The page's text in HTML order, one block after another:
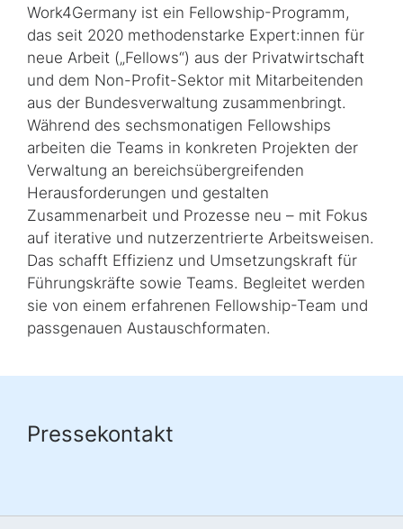
Work4Germany ist ein Fellowship-Programm,
das seit 2020 methodenstarke Expert:innen für
neue Arbeit („Fellows“) aus der Privatwirtschaft
und dem Non-Profit-Sektor mit Mitarbeitenden
aus der Bundesverwaltung zusammenbringt.
Während des sechsmonatigen Fellowships
arbeiten die Teams in konkreten Projekten der
Verwaltung an bereichsübergreifenden
Herausforderungen und gestalten
Zusammenarbeit und Prozesse neu – mit Fokus
auf iterative und nutzerzentrierte Arbeitsweisen.
Das schafft Effizienz und Umsetzungskraft für
Führungskräfte sowie Teams. Begleitet werden
sie von einem erfahrenen Fellowship-Team und
passgenauen Austauschformaten.
Pressekontakt